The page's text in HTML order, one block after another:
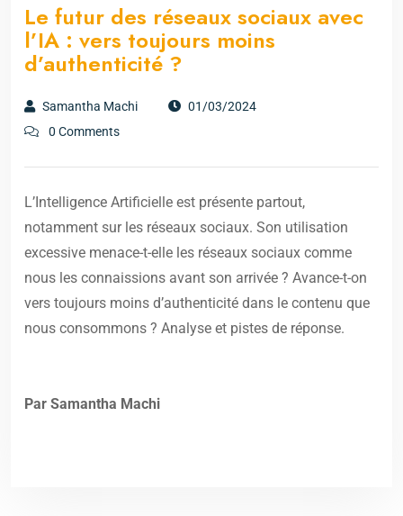
Le futur des réseaux sociaux avec
l’IA : vers toujours moins
d’authenticité ?
Samantha Machi
01/03/2024
0 Comments
L’Intelligence Artificielle est présente partout,
notamment sur les réseaux sociaux. Son utilisation
excessive menace-t-elle les réseaux sociaux comme
nous les connaissions avant son arrivée ? Avance-t-on
vers toujours moins d’authenticité dans le contenu que
nous consommons ? Analyse et pistes de réponse.
Par Samantha Machi